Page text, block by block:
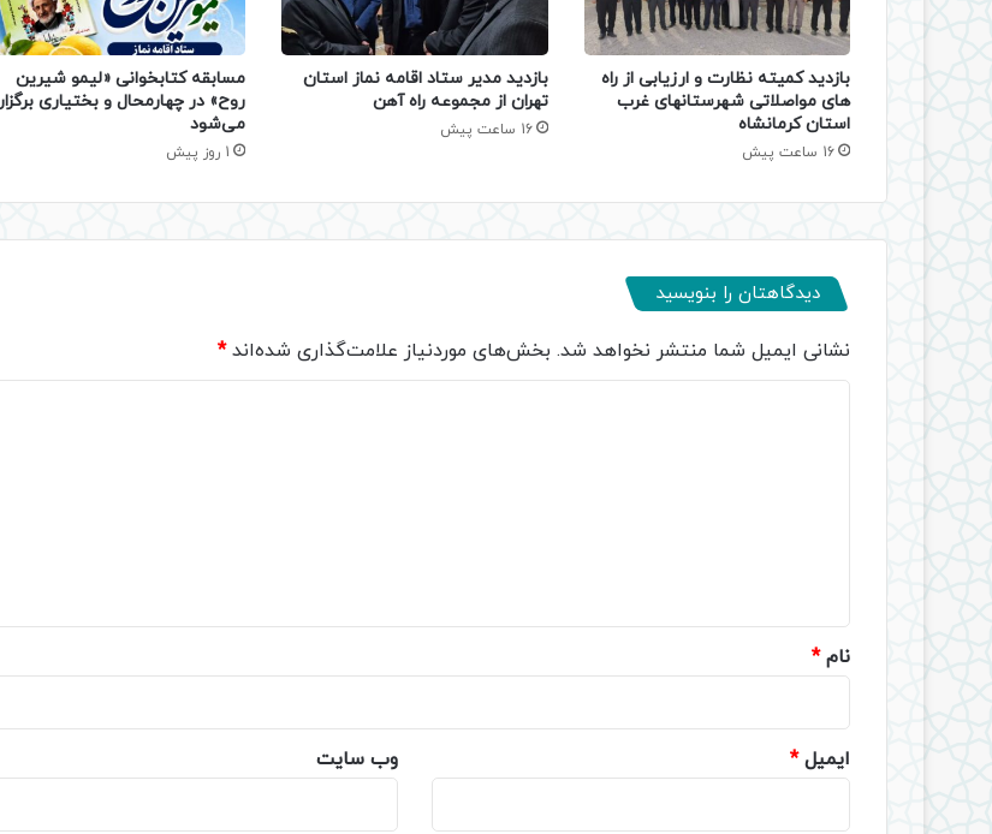
بازدید کمیته نظارت و ارزیابی از راه
های مواصلاتی شهرستانهای غرب
استان کرمانشاه
16 ساعت پیش
بازدید مدیر ستاد اقامه نماز استان
تهران از مجموعه راه آهن
16 ساعت پیش
مسابقه کتابخوانی «لیمو شیرین
روح» در چهارمحال و بختیاری برگزار
می‌شود
1 روز پیش
دیدگاهتان را بنویسید
نشانی ایمیل شما منتشر نخواهد شد. بخش‌های موردنیاز علامت‌گذاری شده‌اند*
نام*
ایمیل* وب‌ سایت